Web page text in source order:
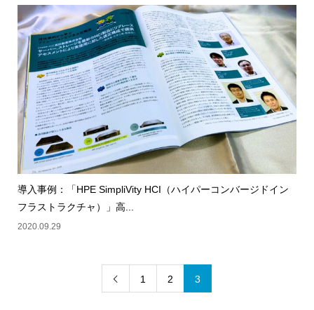
導入事例：「HPE SimpliVity HCI（ハイパーコンバージドイン
フラストラクチャ）」高...
2020.09.29
 1 2 3